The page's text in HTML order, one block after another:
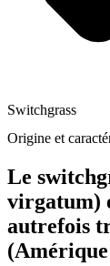
Switchgrass
Origine et
Le
virgatum)
autrefois